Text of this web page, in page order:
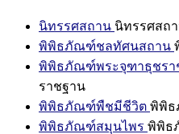
นิทรรศสถาน นิทรรศสถ
พิพิธภัณฑ์ชลทัศนสถาน
พิพิธภัณฑ์พระจุฑาธุชรา
ราชฐาน
พิพิธภัณฑ์พืชมีชีวิต พิพิ
พิพิธภัณฑ์สมุนไพร พิพิธ